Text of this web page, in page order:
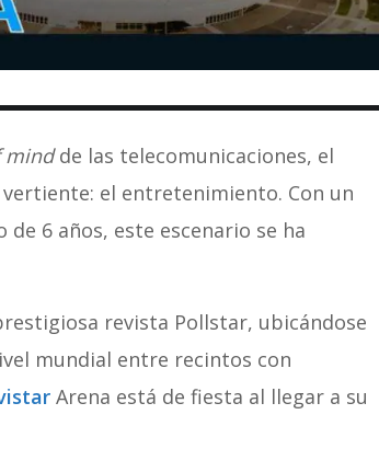
mindde las telecomunicaciones, el
el entretenimiento. Con un
6 años, este escenario se ha
revista Pollstar, ubicándose
mundial entre recintos con
Arena está de fiesta al llegar a su